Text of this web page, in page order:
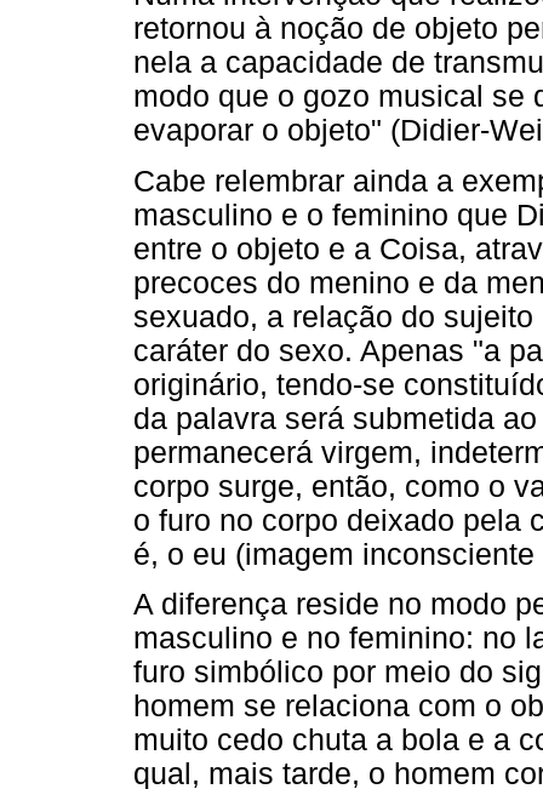
retornou à noção de objeto
nela a capacidade de
modo que o gozo musical se
evaporar o objeto" (Didier-
Cabe relembrar ainda a
masculino e o feminino que
entre o objeto e a Coisa,
precoces do menino e da
sexuado, a relação do
caráter do sexo. Apenas "a
originário, tendo-se
da palavra será submetida
permanecerá virgem,
corpo surge, então, como o
o furo no corpo deixado pela
é, o eu (imagem
A diferença reside no modo
masculino e no feminino: no
furo simbólico por meio do
homem se relaciona com o
muito cedo chuta a bola e a
qual, mais tarde, o homem